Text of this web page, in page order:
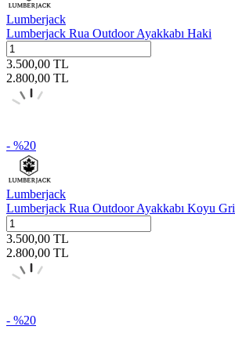
Lumberjack
Lumberjack Rua Outdoor Ayakkabı Haki
3.500,00 TL
2.800,00 TL
- %20
Lumberjack
Lumberjack Rua Outdoor Ayakkabı Koyu Gri
3.500,00 TL
2.800,00 TL
- %20